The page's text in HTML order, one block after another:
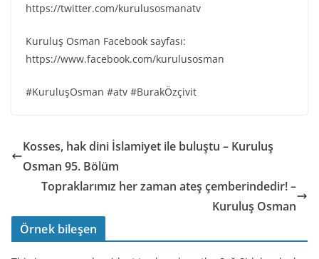
https://twitter.com/kurulusosmanatv
Kuruluş Osman Facebook sayfası:
https://www.facebook.com/kurulusosman
#KuruluşOsman #atv #BurakÖzçivit
Kosses, hak dini İslamiyet ile buluştu – Kuruluş
Osman 95. Bölüm
Topraklarımız her zaman ateş çemberindedir! –
Kuruluş Osman
Örnek bileşen